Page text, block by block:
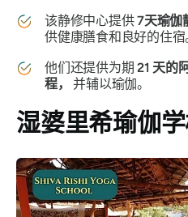
该静修中心提供7天瑜伽
供健康膳食和良好的住宿
他们还提供为期21 天的
程，
并辅以瑜伽。
湿婆里希瑜伽